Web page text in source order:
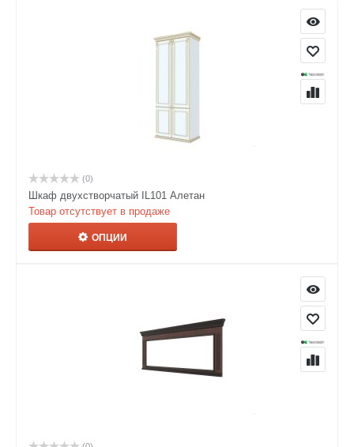
(0)
Шкаф двухстворчатый IL101 Алетан
Товар отсутствует в продаже
ОПЦИИ